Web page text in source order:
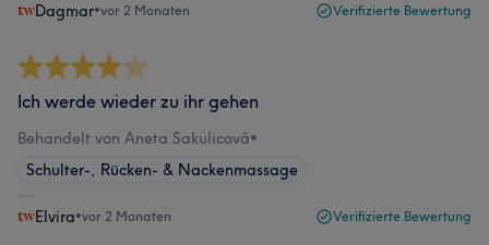
Dagmar•vor 2 Monaten Verifizierte Bewertung
Ich werde wieder zu ihr gehen
Behandelt von Aneta Sakulicová•
Schulter-, Rücken- & Nackenmassage
Elvira•vor 2 Monaten Verifizierte Bewertung